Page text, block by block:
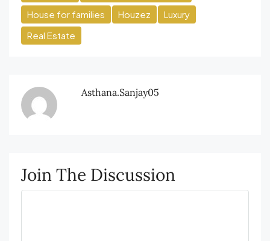
House for families
Houzez
Luxury
Real Estate
Asthana.sanjay05
Join The Discussion